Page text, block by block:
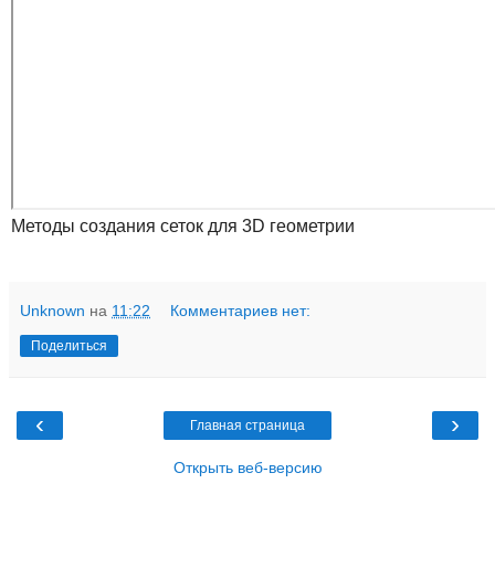
Методы создания сеток для 3D геометрии
Unknown на 11:22 Комментариев нет:
Поделиться
‹ ›
Главная страница
Открыть веб-версию